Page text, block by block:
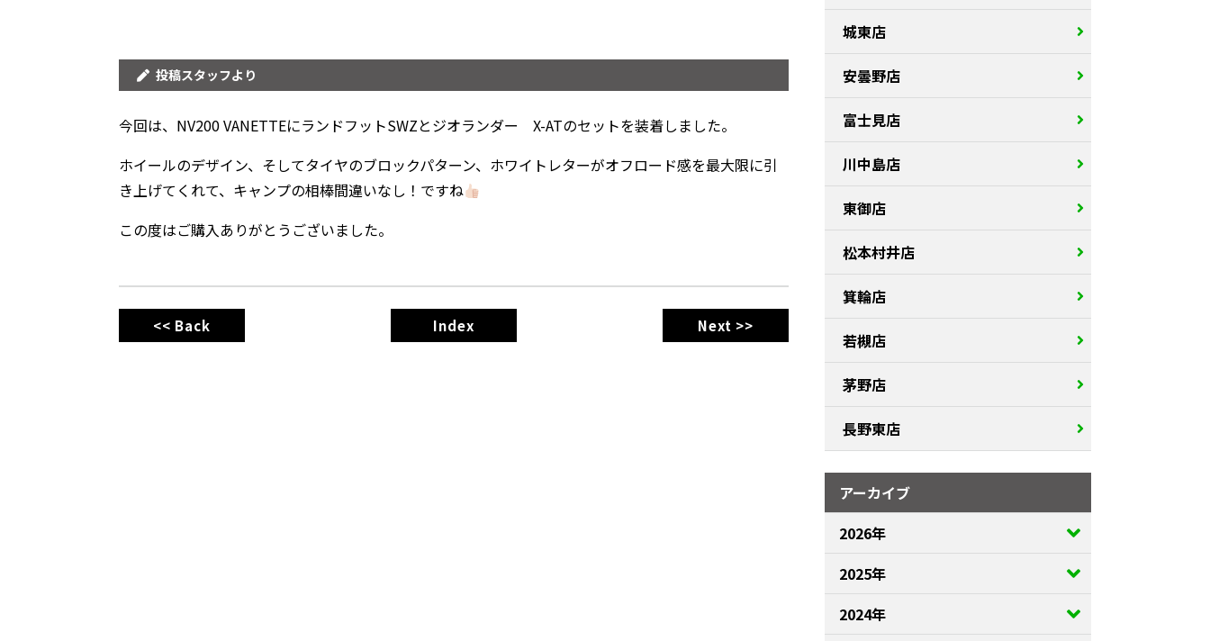
投稿スタッフより
今回は、NV200 VANETTEにランドフットSWZとジオランダー X-ATのセットを装着しました。
ホイールのデザイン、そしてタイヤのブロックパターン、ホワイトレターがオフロード感を最大限に引
き上げてくれて、キャンプの相棒間違いなし！ですね
この度はご購入ありがとうございました。
<< Back Index Next >>
城東店
安曇野店
富士見店
川中島店
東御店
松本村井店
箕輪店
若槻店
茅野店
長野東店
アーカイブ
2026年
2025年
2024年